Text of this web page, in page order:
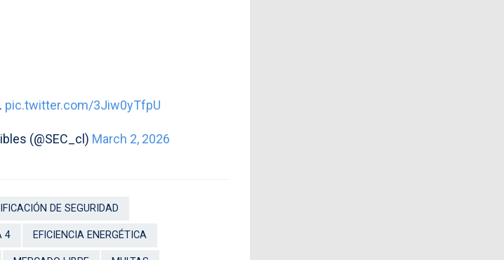
pic.twitter.com/3Jiw0yTfpU
(@SEC_cl) March 2, 2026
DE SEGURIDAD
4 EFICIENCIA ENERGÉTICA